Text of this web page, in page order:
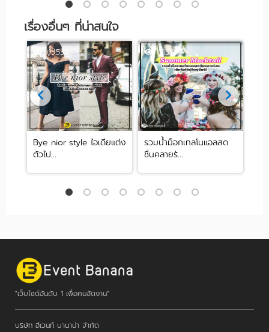
เรื่องอื่นๆ ที่น่าสนใจ
19532
Bye nior style ไอเดียแต่ง
ตัวไป...
11531
รวมน้ำม็อกเทลโนแอลสด
ชื่นคลายร้...
"เว็บไซต์อันดับ 1 เพื่อคนจัดงาน"
บริษัท อีเวนท์ บานาน่า จำกัด